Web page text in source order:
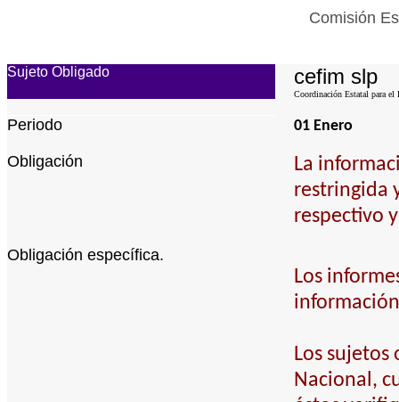
Comisión
Sujeto Obligado cefim slp
Coordinación Estatal para
Periodo 01 Enero
Obligación
La
restringida
respectivo
Obligación específica.
Los
Los sujetos
Nacional,